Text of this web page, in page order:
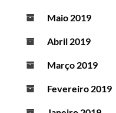
Maio 2019
Abril 2019
Março 2019
Fevereiro 2019